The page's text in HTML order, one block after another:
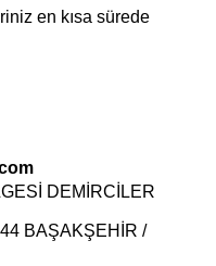
en kısa sürede
DEMİRCİLER
BAŞAKŞEHİR /